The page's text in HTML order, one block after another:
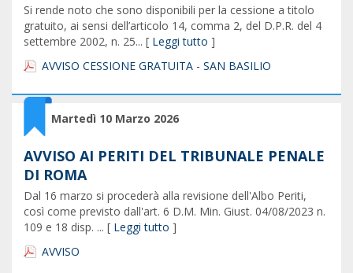
Si rende noto che sono disponibili per la cessione a titolo
gratuito, ai sensi dell’articolo 14, comma 2, del D.P.R. del 4
settembre 2002, n. 25... [ Leggi tutto ]
AVVISO CESSIONE GRATUITA - SAN BASILIO
Martedì 10 Marzo 2026
AVVISO AI PERITI DEL TRIBUNALE PENALE
DI ROMA
Dal 16 marzo si procederà alla revisione dell'Albo Periti,
così come previsto dall'art. 6 D.M. Min. Giust. 04/08/2023 n.
109 e 18 disp. ... [ Leggi tutto ]
AVVISO